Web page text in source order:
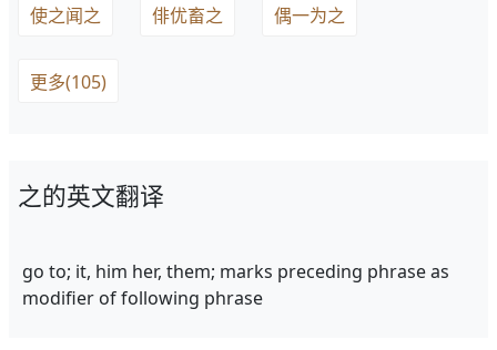
使之闻之 俳优畜之 偶一为之
更多(105)
之的英文翻译
go to; it, him her, them; marks preceding phrase as
modifier of following phrase